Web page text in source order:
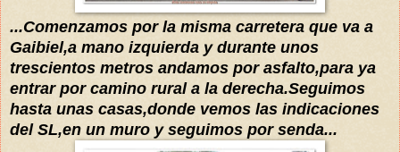
...Comenzamos por la misma carretera que va a
Gaibiel,a mano izquierda y durante unos
trescientos metros andamos por asfalto,para ya
entrar por camino rural a la derecha.Seguimos
hasta unas casas,donde vemos las indicaciones
del SL,en un muro y seguimos por senda...